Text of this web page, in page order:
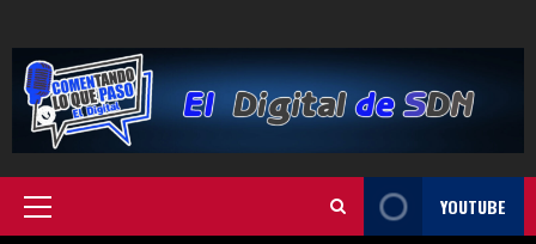
to
content
Primary
YOUTUBE